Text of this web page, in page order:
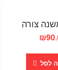
צורה
₪
לסל